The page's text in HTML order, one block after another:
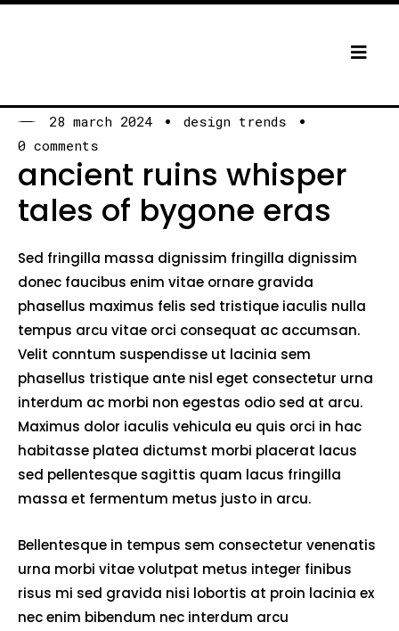
28 march 2024
design trends
0 comments
ancient ruins whisper
tales of bygone eras
Sed fringilla massa dignissim fringilla dignissim
donec faucibus enim vitae ornare gravida
phasellus maximus felis sed tristique iaculis nulla
tempus arcu vitae orci consequat ac accumsan.
Velit conntum suspendisse ut lacinia sem
phasellus tristique ante nisl eget consectetur urna
interdum ac morbi non egestas odio sed at arcu.
Maximus dolor iaculis vehicula eu quis orci in hac
habitasse platea dictumst morbi placerat lacus
sed pellentesque sagittis quam lacus fringilla
massa et fermentum metus justo in arcu.
Bellentesque in tempus sem consectetur venenatis
urna morbi vitae volutpat metus integer finibus
risus mi sed gravida nisi lobortis at proin lacinia ex
nec enim bibendum nec interdum arcu